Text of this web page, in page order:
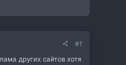
#1
других сайтов хотя